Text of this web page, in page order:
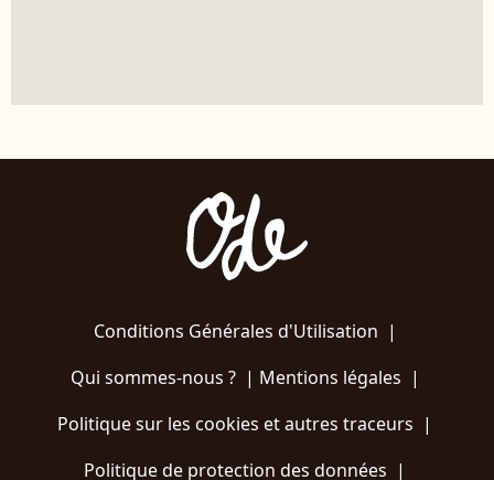
Conditions Générales d'Utilisation |
Qui sommes-nous ?| Mentions légales |
Politique sur les cookies et autres traceurs |
Politique de protection des données |